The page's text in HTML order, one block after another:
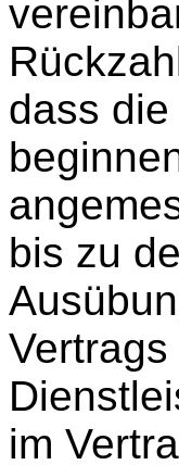
dass
bis zu
im